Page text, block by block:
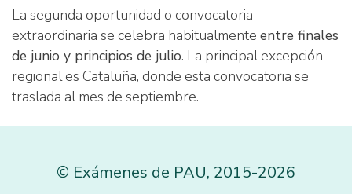
La segunda oportunidad o convocatoria
extraordinaria se celebra habitualmente entre finales
de junio y principios de julio. La principal excepción
regional es Cataluña, donde esta convocatoria se
traslada al mes de septiembre.
© Exámenes de PAU, 2015-2026